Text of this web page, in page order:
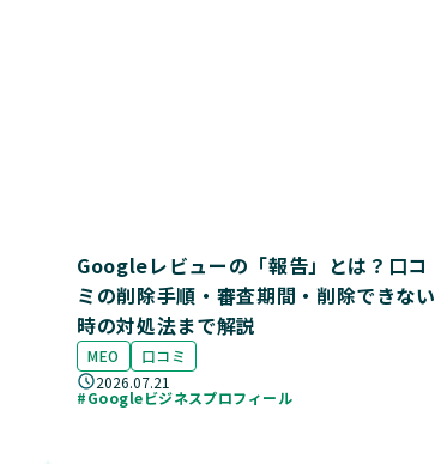
Googleレビューの「報告」とは？口コ
ミの削除手順・審査期間・削除できない
時の対処法まで解説
MEO
口コミ
2026.07.21
#Googleビジネスプロフィール